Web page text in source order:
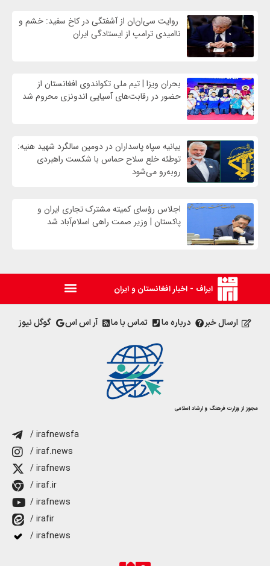
روایت سی‌ان‌ان از آشفتگی در کاخ سفید: خشم و
ناامیدی ترامپ از ایستادگی ایران
بحران ویزا | تیم ملی تکواندوی افغانستان از
حضور در رقابت‌های آسیایی اندونزی محروم شد
بیانیه سپاه پاسداران در دومین سالگرد شهید هنیه:
توطئه خلع سلاح حماس با شکست راهبردی
روبه‌رو می‌شود
اجلاس رؤسای کمیته مشترک تجاری ایران و
پاکستان | وزیر صمت راهی اسلام‌آباد شد
ایراف - اخبار افغانستان و ایران
ارسال خبر درباره ما تماس با ما آر اس اس گوگل نیوز
مجوز از وزارت فرهنگ و ارشاد اسلامی
/ irafnewsfa
/ iraf.news
/ irafnews
/ iraf.ir
/ irafnews
/ irafir
/ irafnews